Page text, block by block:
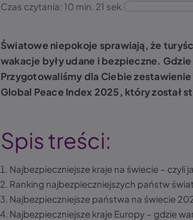
Czas czytania: 10 min. 21 sek.
Światowe niepokoje sprawiają, że
wakacje były udane i bezpieczne.
Przygotowaliśmy dla Ciebie
Global Peace Index 2025, który został
Spis treści:
Najbezpieczniejsze kraje na świecie –
Ranking najbezpieczniejszych państw
Najbezpieczniejsze państwa na świecie
Najbezpieczniejsze kraje Europy – gdzie